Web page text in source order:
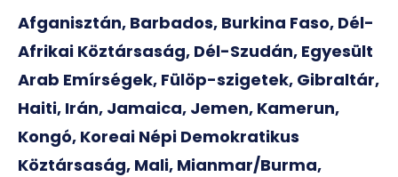
Afganisztán, Barbados, Burkina Faso, Dél-
Afrikai Köztársaság, Dél-Szudán, Egyesült
Arab Emírségek, Fülöp-szigetek, Gibraltár,
Haiti, Irán, Jamaica, Jemen, Kamerun,
Kongó, Koreai Népi Demokratikus
Köztársaság, Mali, Mianmar/Burma,